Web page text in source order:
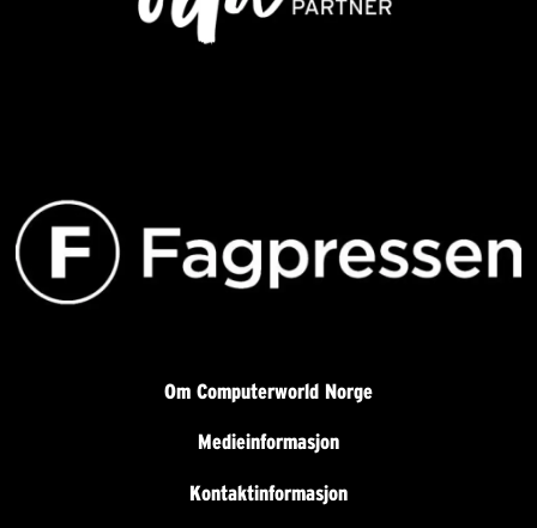
Om Computerworld Norge
Medieinformasjon
Kontaktinformasjon